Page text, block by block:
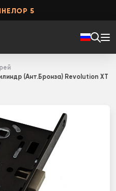
5
(Ант.Бронза) Revolution XT